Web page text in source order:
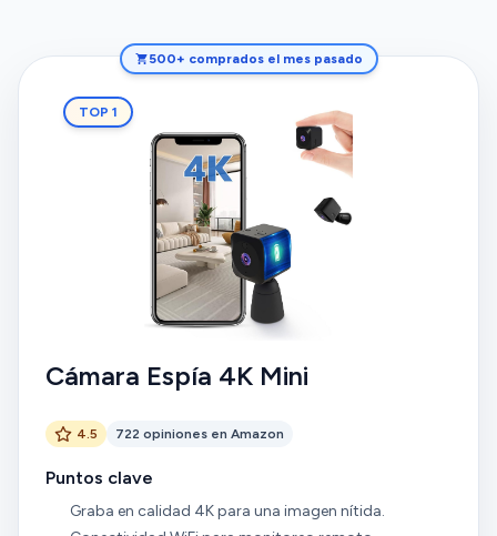
500+ comprados el mes pasado
TOP 1
Cámara Espía 4K Mini
4.5 722 opiniones en Amazon
Puntos clave
Graba en calidad 4K para una imagen nítida.